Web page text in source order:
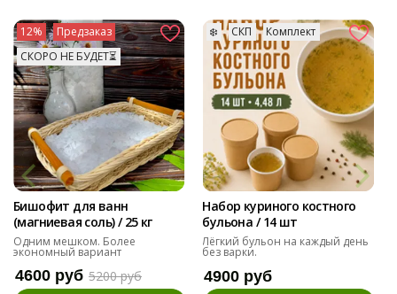
12%
Предзаказ
СКОРО НЕ БУДЕТ⏳
Бишофит для ванн
(магниевая соль) / 25 кг
Одним мешком. Более
экономный вариант
4600 руб 5200 руб
❄️ СКП Комплект
Набор куриного костного
бульона / 14 шт
Лёгкий бульон на каждый день
без варки.
4900 руб